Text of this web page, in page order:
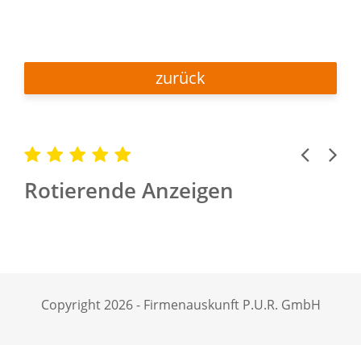
zurück
Rotierende Anzeigen
Previous
Next
Copyright 2026 - Firmenauskunft P.U.R. GmbH